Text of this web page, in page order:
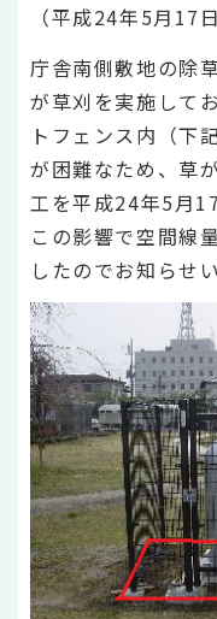
（平成24年5月17
庁舎南側敷地の除
が草刈を実施して
トフェンス内（下
が困難なため、草
工を平成24年5月
この影響で空間線
したのでお知らせ